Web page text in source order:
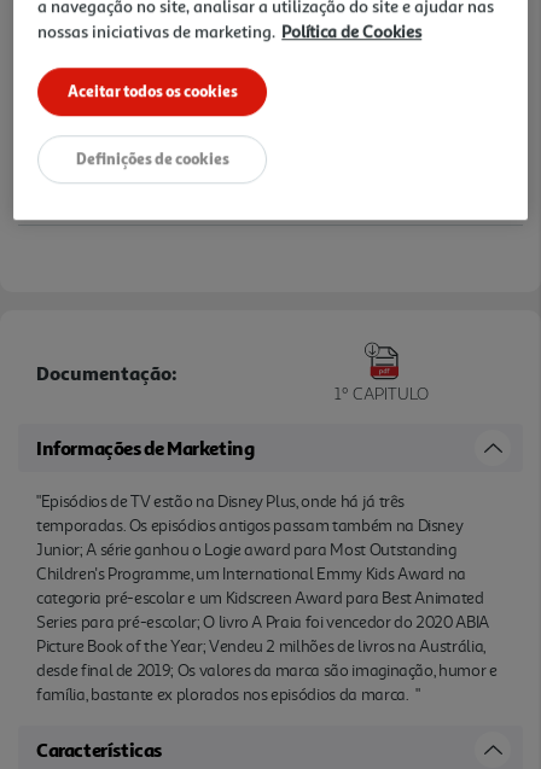
nos episódios da marca. "
Documentação:
1º CAPITULO
Informações de Marketing
"Episódios de TV estão na Disney Plus, onde há já três
temporadas. Os episódios antigos passam também na Disney
Junior; A série ganhou o Logie award para Most Outstanding
Children's Programme, um International Emmy Kids Award na
categoria pré-escolar e um Kidscreen Award para Best Animated
Series para pré-escolar; O livro A Praia foi vencedor do 2020 ABIA
Picture Book of the Year; Vendeu 2 milhões de livros na Austrália,
desde final de 2019; Os valores da marca são imaginação, humor e
família, bastante ex plorados nos episódios da marca. "
Características
a navegação no site, analisar a utilização do site e ajudar nas
nossas iniciativas de marketing. Política de Cookies
Aceitar todos os cookies
Definições de cookies